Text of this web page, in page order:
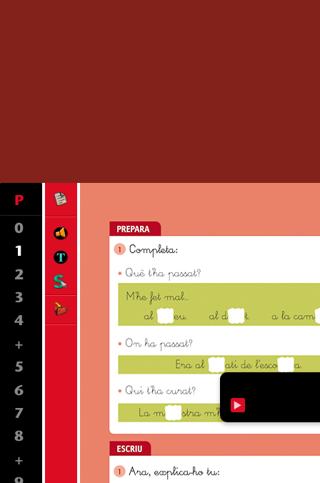
Taller d'escriure: La narració
Taller d'escriure: La narració
Lectura: La princesa i el pèsol
Lectura: La princesa i el pèsol